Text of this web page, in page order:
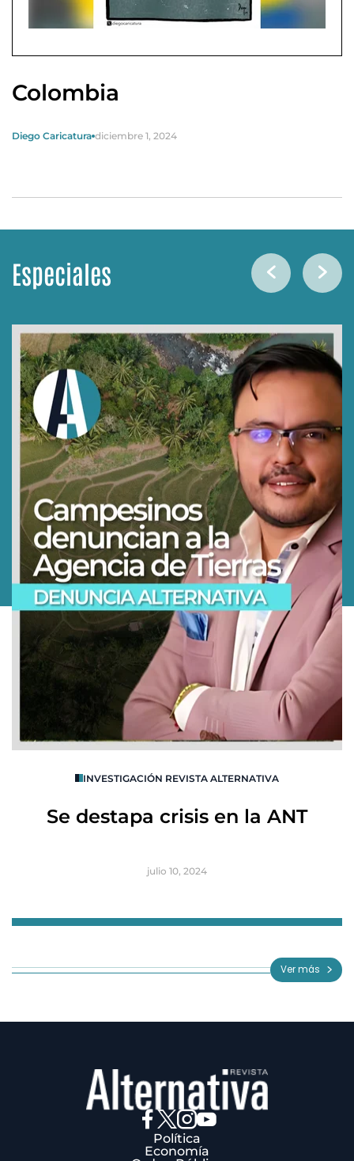
Colombia
Diego Caricatura diciembre 1, 2024
Especiales
INVESTIGACIÓN REVISTA ALTERNATIVA
Se destapa crisis en la ANT
julio 10, 2024
3
Ver más
Política
Economía